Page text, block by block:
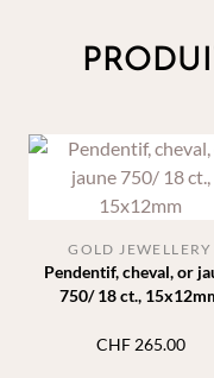
Pendentif, cheval, or
750/ 18 ct.,
GOLD JEWELLERY
CHF265.00